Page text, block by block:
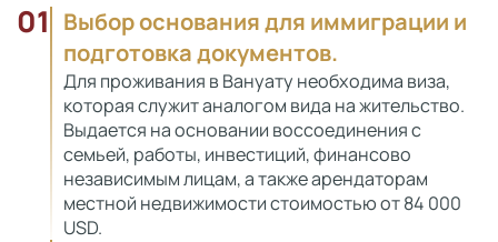
01 Выбор основания для иммиграции и
подготовка документов.
Для проживания в Вануату необходима виза,
которая служит аналогом вида на жительство.
Выдается на основании воссоединения с
семьей, работы, инвестиций, финансово
независимым лицам, а также арендаторам
местной недвижимости стоимостью от 84 000
USD.